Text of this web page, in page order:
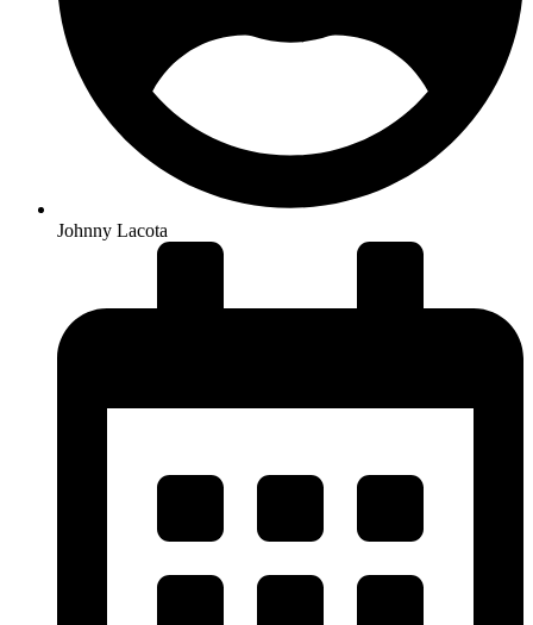
Johnny Lacota